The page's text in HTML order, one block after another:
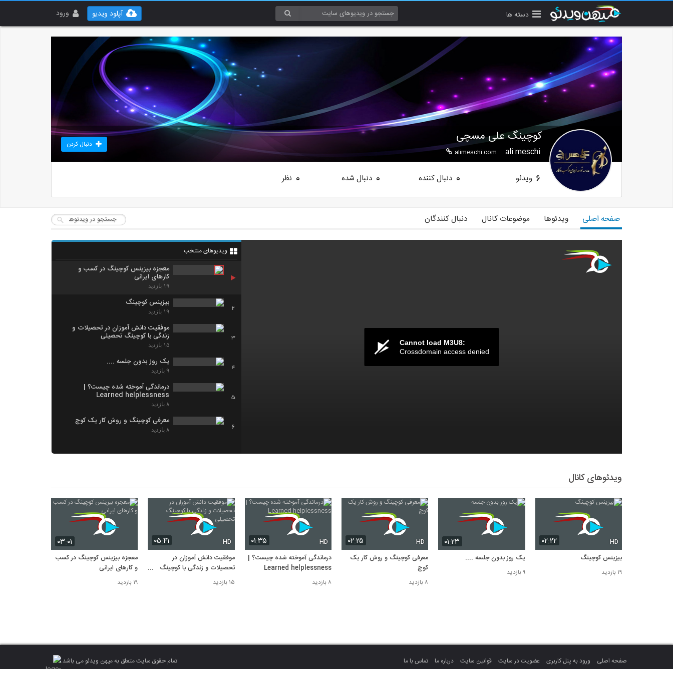
دسته ها ورود آپلود ویدیو
کوچینگ علی مسچی
ali meschi
alimeschi.com
دنبال کردن
6 ویدئو 0 دنبال کننده 0 دنبال شده 0 نظر
صفحه اصلی ویدئوها موضوعات کانال دنبال کنندگان
Cannot load M3U8:
Crossdomain access denied
ویدیوهای منتخب
معجزه بیزینس کوچینگ در کسب و
کارهای ایرانی
۱۹ بازدید
2
بیزینس کوچینگ
۱۹ بازدید
3
موفقیت دانش آموزان در تحصیلات و
زندگی با کوچینگ تحصیلی
۱۵ بازدید
4
یک روز بدون جلسه ....
۹ بازدید
5
درماندگی آموخته شده چیست؟ |
Learned helplessness
۸ بازدید
6
معرفی کوچینگ و روش کار یک کوچ
۸ بازدید
ویدئوهای کانال
۰۲:۲۲ HD
بیزینس کوچینگ
۱۹ بازدید
۰۱:۲۳
یک روز بدون جلسه ....
۹ بازدید
۰۲:۲۵ HD
معرفی کوچینگ و روش کار یک
کوچ
۸ بازدید
۰۱:۳۵ HD
درماندگی آموخته شده چیست؟ |
Learned helplessness
۸ بازدید
۰۵:۴۱ HD
موفقیت دانش آموزان در
تحصیلات و زندگی با کوچینگ
تحصیلی
۱۵ بازدید
۰۳:۰۱
معجزه بیزینس کوچینگ در کسب
و کارهای ایرانی
۱۹ بازدید
صفحه اصلی ورود به پنل کاربری عضویت در سایت قوانین سایت درباره ما تماس با ما تمام حقوق سایت متعلق به میهن ویدئو می باشد.